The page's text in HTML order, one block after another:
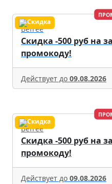
Befree
Скидка -500 руб на
промокоду!
Действует до 09.08.2026
Befree
Скидка -500 руб на
промокоду!
Действует до 09.08.2026